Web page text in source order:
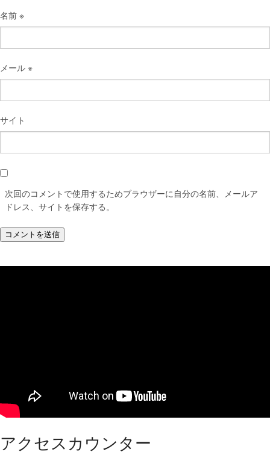
名前 ※
メール ※
サイト
次回のコメントで使用するためブラウザーに自分の名前、メールア
ドレス、サイトを保存する。
アクセスカウンター